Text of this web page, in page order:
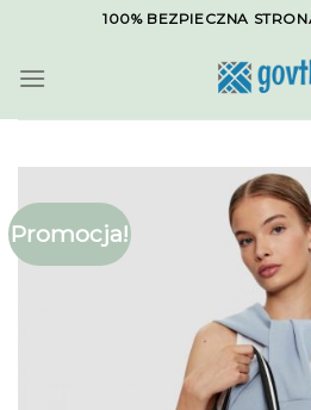
content
100% BEZPIECZNA
Promocja!